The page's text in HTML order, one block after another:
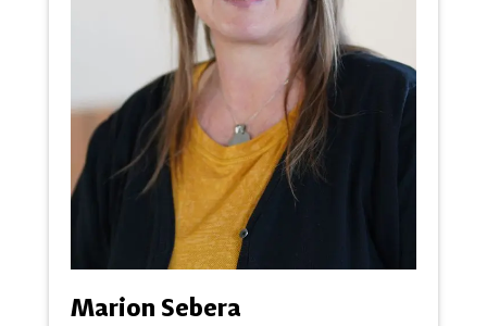
Marion Sebera